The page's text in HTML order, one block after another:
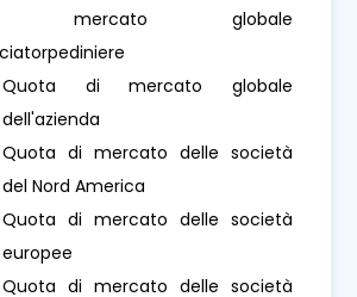
mercato globale
Quota di mercato globale
dell'azienda
Quota di mercato delle società
del Nord America
Quota di mercato delle società
europee
Quota di mercato delle società